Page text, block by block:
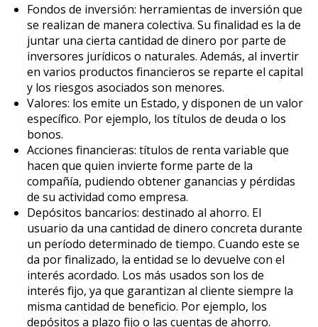
Fondos de inversión: herramientas de inversión que
se realizan de manera colectiva. Su finalidad es la de
juntar una cierta cantidad de dinero por parte de
inversores jurídicos o naturales. Además, al invertir
en varios productos financieros se reparte el capital
y los riesgos asociados son menores.
Valores: los emite un Estado, y disponen de un valor
específico. Por ejemplo, los títulos de deuda o los
bonos.
Acciones financieras: títulos de renta variable que
hacen que quien invierte forme parte de la
compañía, pudiendo obtener ganancias y pérdidas
de su actividad como empresa.
Depósitos bancarios: destinado al ahorro. El
usuario da una cantidad de dinero concreta durante
un período determinado de tiempo. Cuando este se
da por finalizado, la entidad se lo devuelve con el
interés acordado. Los más usados son los de
interés fijo, ya que garantizan al cliente siempre la
misma cantidad de beneficio. Por ejemplo, los
depósitos a plazo fijo o las cuentas de ahorro.